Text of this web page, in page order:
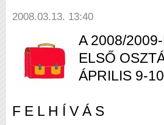
2008.03.13. 13:40
A 2008/
ELSŐ
ÁPRILIS 9-
F E L H Í V Á S